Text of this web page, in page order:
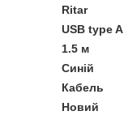
Ritar
USB type A
1.5 м
Синій
Кабель
Новий